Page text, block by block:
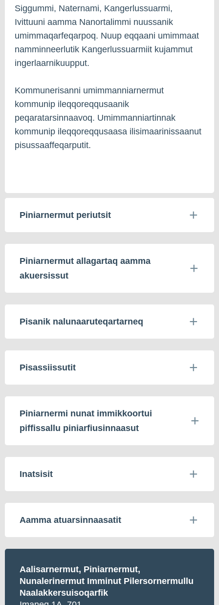
Siggummi, Naternami, Kangerlussuarmi,
Ivittuuni aamma Nanortalimmi nuussanik
umimmaqarfeqarpoq. Nuup eqqaani umimmaat
namminneerlutik Kangerlussuarmiit kujammut
ingerlaarnikuupput.
Kommunerisanni umimmanniarnermut
kommunip ileqqoreqqusaanik
peqaratarsinnaavoq. Umimmanniartinnak
kommunip ileqqoreqqusaasa ilisimaarinissaanut
pisussaaffeqarputit.
Piniarnermut periutsit
Piniarnermut allagartaq aamma
akuersissut
Pisanik nalunaaruteqartarneq
Pisassiissutit
Piniarnermi nunat immikkoortui
piffissallu piniarfiusinnaasut
Inatsisit
Aamma atuarsinnaasatit
Aalisarnermut, Piniarnermut,
Nunalerinermut Imminut Pilersornermullu
Naalakkersuisoqarfik